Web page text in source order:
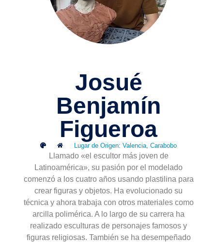
Josué
Benjamín
Figueroa
Lugar de Origen: Valencia, Carabobo
Llamado «el escultor más joven de
Latinoamérica», su pasión por el modelado
comenzó a los cuatro años usando plastilina para
crear figuras y objetos. Ha evolucionado su
técnica y ahora trabaja con otros materiales como
arcilla polimérica. A lo largo de su carrera ha
realizado esculturas de personajes famosos y
figuras religiosas. También se ha desempeñado